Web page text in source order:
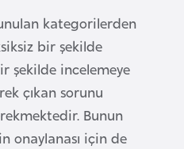
kategorilerden
bir şekilde
şekilde incelemeye
çıkan sorunu
Bunun
onaylanası için de